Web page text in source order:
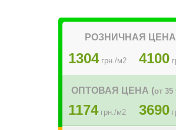
РОЗНИЧНАЯ
1304грн./м2 4100
ОПТОВАЯ ЦЕНА (от 35
1174грн./м2 3690